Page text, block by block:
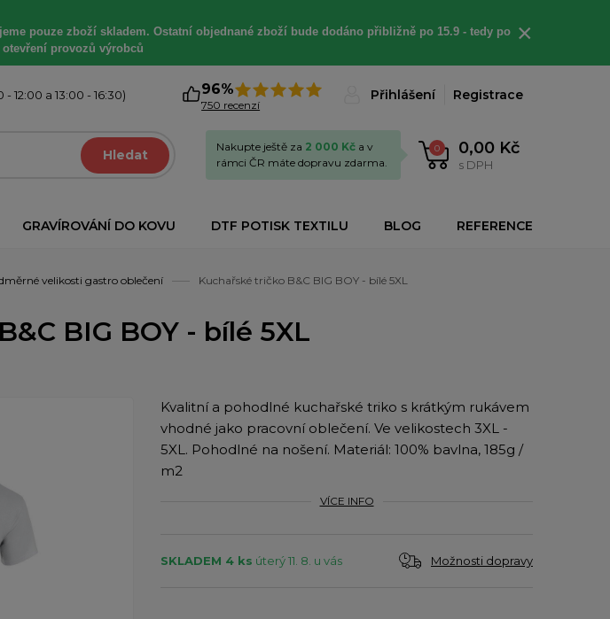
pouze zboží skladem. Ostatní objednané zboží bude dodáno přibližně po 15.9 - tedy po
provozů výrobců
×
- 12:00 a 13:00 - 16:30) 96%
750 recenzí
Přihlášení Registrace
Hledat 0 0,00 Kč
s DPH
Nakupte ještě za 2 000 Kč a v
rámci ČR máte dopravu zdarma.
GRAVÍROVÁNÍ DO KOVU DTF POTISK TEXTILU BLOG REFERENCE
velikosti gastro oblečení Kuchařské tričko B&C BIG BOY - bílé 5XL
BIG BOY - bílé 5XL
Kvalitní a pohodlné kuchařské triko s krátkým rukávem
vhodné jako pracovní oblečení. Ve velikostech 3XL -
5XL. Pohodlné na nošení. Materiál: 100% bavlna, 185g /
m2
VÍCE INFO
SKLADEM 4 ks úterý 11. 8. u vás Možnosti dopravy